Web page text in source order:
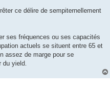
ce délire de sempiternellement
ses fréquences ou ses capacités
actuels se situent entre 65 et
assez de marge pour se
yield.